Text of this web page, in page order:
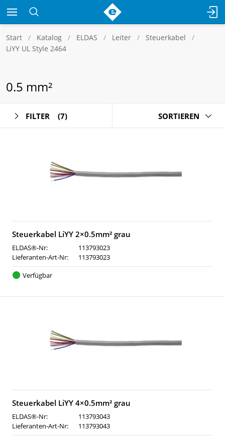
Start Katalog ELDAS Leiter
Steuerkabel
LiYY UL Style 2464
0.5 mm²
FILTER (7) SORTIEREN
Steuerkabel LiYY 2×0.5mm² grau
ELDAS®-Nr:
113793023
Lieferanten-Art-Nr:
113793023
Verfügbar
Steuerkabel LiYY 4×0.5mm² grau
ELDAS®-Nr:
113793043
Lieferanten-Art-Nr:
113793043